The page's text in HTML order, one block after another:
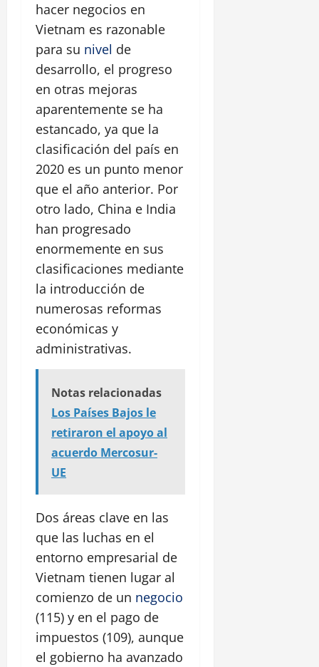
hacer negocios en
Vietnam es razonable
para su nivel de
desarrollo, el progreso
en otras mejoras
aparentemente se ha
estancado, ya que la
clasificación del país en
2020 es un punto menor
que el año anterior. Por
otro lado, China e India
han progresado
enormemente en sus
clasificaciones mediante
la introducción de
numerosas reformas
económicas y
administrativas.
Notas relacionadas
Los Países Bajos le
retiraron el apoyo al
acuerdo Mercosur-
UE
Dos áreas clave en las
que las luchas en el
entorno empresarial de
Vietnam tienen lugar al
comienzo de un negocio
(115) y en el pago de
impuestos (109), aunque
el gobierno ha avanzado